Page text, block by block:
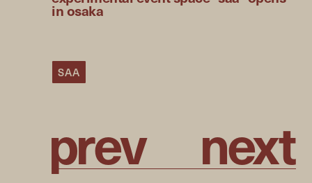
in osaka
SAA
prev next